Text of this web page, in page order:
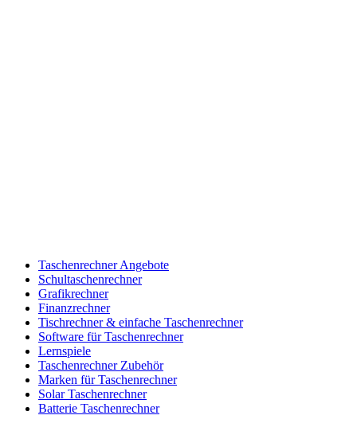
Taschenrechner Angebote
Schultaschenrechner
Grafikrechner
Finanzrechner
Tischrechner & einfache Taschenrechner
Software für Taschenrechner
Lernspiele
Taschenrechner Zubehör
Marken für Taschenrechner
Solar Taschenrechner
Batterie Taschenrechner